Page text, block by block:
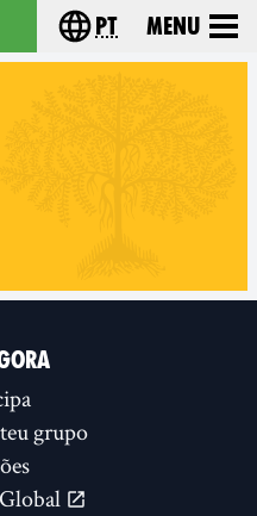
Choose your
pt Menu
grupo